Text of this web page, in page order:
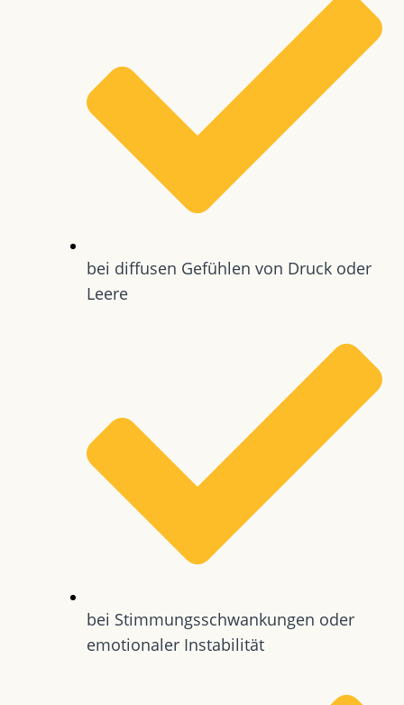
bei diffusen Gefühlen von Druck oder
Leere
bei Stimmungsschwankungen oder
emotionaler Instabilität